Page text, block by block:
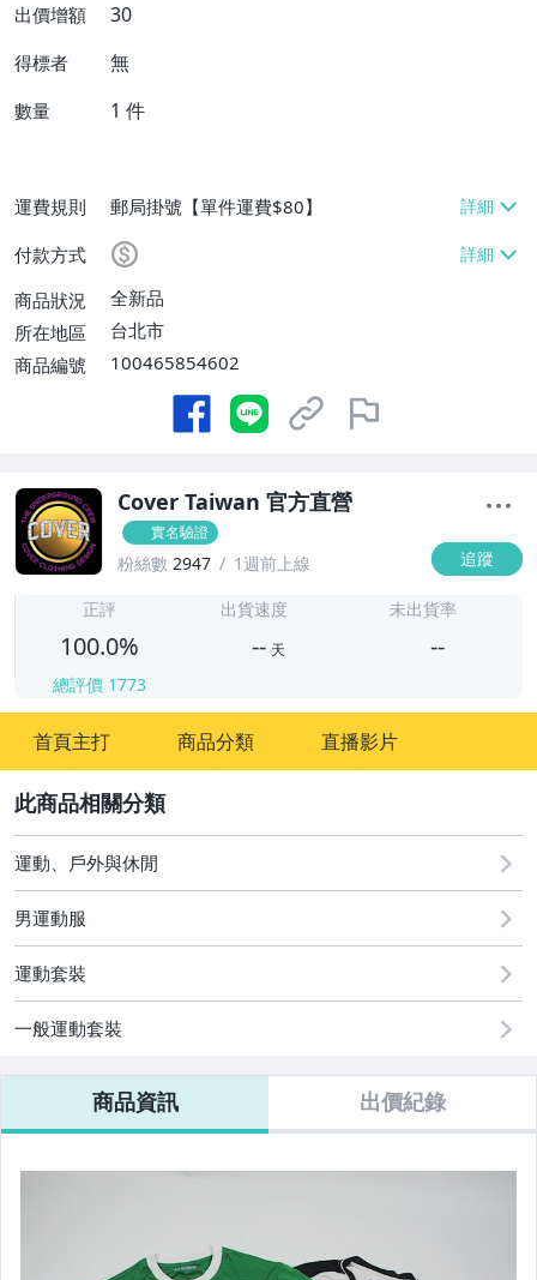
出價增額 30
得標者 無
數量 1 件
運費規則
郵局掛號【單件運費$80】
付款方式
商品狀況
全新品
所在地區
台北市
商品編號
100465854602
Cover Taiwan 官方直營
實名驗證
粉絲數 2947 1週前上線 追蹤
正評
100.0%
總評價 1773
出貨速度
-- 天
未出貨率
--
首頁主打 商品分類 直播影片
運動、戶外與休閒
男運動服
運動套裝
一般運動套裝
商品資訊 出價紀錄